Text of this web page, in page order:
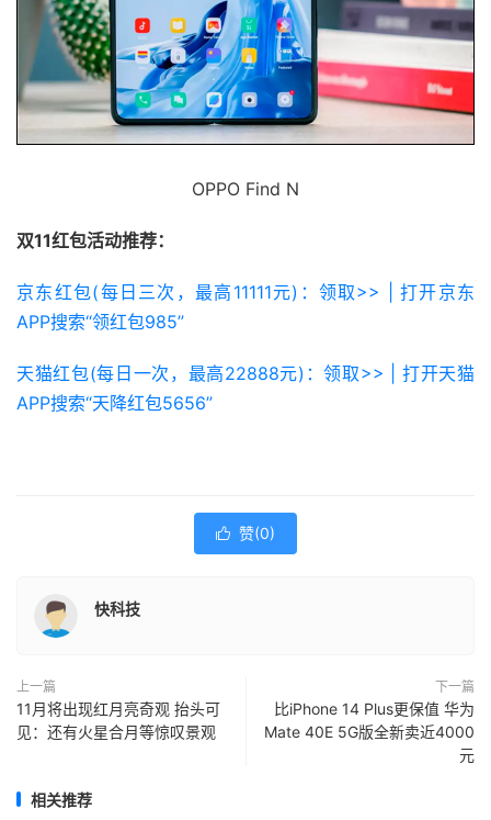
OPPO Find N
双11红包活动推荐：
京东红包(每日三次，最高11111元)：领取>> | 打开京东
APP搜索“领红包985”
天猫红包(每日一次，最高22888元)：领取>> | 打开天猫
APP搜索“天降红包5656”
 赞(0)
快科技
上一篇
11月将出现红月亮奇观 抬头可
见：还有火星合月等惊叹景观
下一篇
比iPhone 14 Plus更保值 华为
Mate 40E 5G版全新卖近4000
元
相关推荐